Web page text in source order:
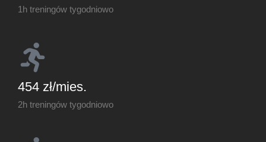
1h treningów tygodniowo
454 zł/mies.
2h treningów tygodniowo